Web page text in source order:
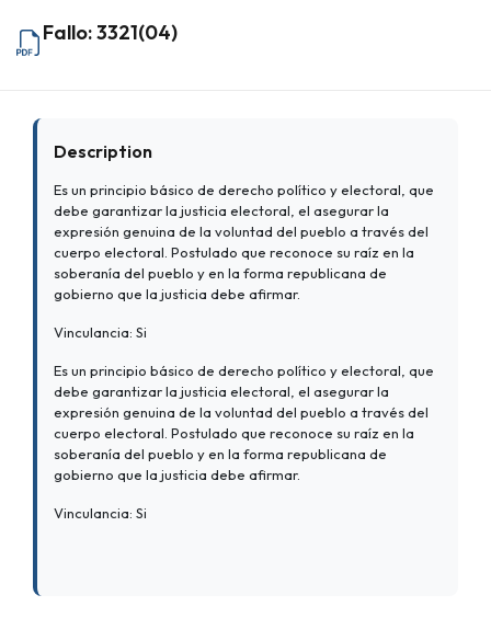
Fallo: 3321(04)
Description
Es un principio básico de derecho político y electoral, que
debe garantizar la justicia electoral, el asegurar la
expresión genuina de la voluntad del pueblo a través del
cuerpo electoral. Postulado que reconoce su raíz en la
soberanía del pueblo y en la forma republicana de
gobierno que la justicia debe afirmar.
Vinculancia: Si
Es un principio básico de derecho político y electoral, que
debe garantizar la justicia electoral, el asegurar la
expresión genuina de la voluntad del pueblo a través del
cuerpo electoral. Postulado que reconoce su raíz en la
soberanía del pueblo y en la forma republicana de
gobierno que la justicia debe afirmar.
Vinculancia: Si